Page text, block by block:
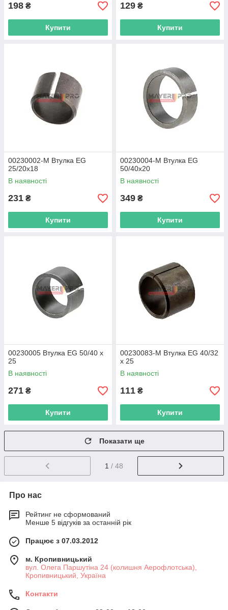
198 ₴
Купити
129 ₴
Купити
00230002-M Втулка EG
25/20x18
В наявності
231 ₴
Купити
00230004-M Втулка EG
50/40х20
В наявності
349 ₴
Купити
00230005 Втулка EG 50/40 x
25
В наявності
271 ₴
Купити
00230083-M Втулка EG 40/32
x 25
В наявності
111 ₴
Купити
Показати ще
1 / 48
Про нас
Рейтинг не сформований
Менше 5 відгуків за останній рік
Працює з 07.03.2012
м. Кропивницький
вул. Олега Паршутіна 24 (колишня Аерофлотська),
Кропивницький, Україна
Контакти